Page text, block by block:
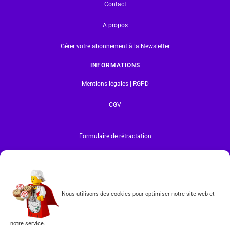
Nous utilisons des cookies pour optimiser notre site web et
notre service.
Contact
A propos
Gérer votre abonnement à la Newsletter
INFORMATIONS
Mentions légales | RGPD
CGV
Formulaire de rétractation
en restent les propriétaires. Tous droits réservés.
INSCRIPTION À LA NEWSLETTER